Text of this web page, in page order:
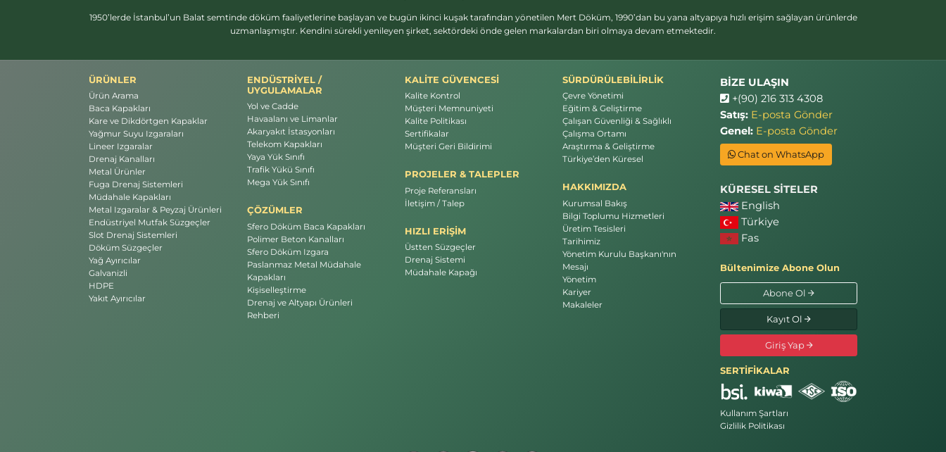
1950’lerde İstanbul’un Balat semtinde döküm faaliyetlerine başlayan ve bugün ikinci kuşak tarafından yönetilen Mert Döküm, 1990’dan bu yana altyapıya hızlı erişim sağlayan ürünlerde
uzmanlaşmıştır. Kendini sürekli yenileyen şirket, sektördeki önde gelen markalardan biri olmaya devam etmektedir.
ÜRÜNLER
Ürün Arama
Baca Kapakları
Kare ve Dikdörtgen Kapaklar
Yağmur Suyu Izgaraları
Lineer Izgaralar
Drenaj Kanalları
Metal Ürünler
Fuga Drenaj Sistemleri
Müdahale Kapakları
Metal Izgaralar & Peyzaj Ürünleri
Endüstriyel Mutfak Süzgeçler
Slot Drenaj Sistemleri
Döküm Süzgeçler
Yağ Ayırıcılar
Galvanizli
HDPE
Yakıt Ayırıcılar
ENDÜSTRİYEL /
UYGULAMALAR
Yol ve Cadde
Havaalanı ve Limanlar
Akaryakıt İstasyonları
Telekom Kapakları
Yaya Yük Sınıfı
Trafik Yükü Sınıfı
Mega Yük Sınıfı
ÇÖZÜMLER
Sfero Döküm Baca Kapakları
Polimer Beton Kanalları
Sfero Döküm Izgara
Paslanmaz Metal Müdahale
Kapakları
Kişiselleştirme
Drenaj ve Altyapı Ürünleri
Rehberi
KALİTE GÜVENCESİ
Kalite Kontrol
Müşteri Memnuniyeti
Kalite Politikası
Sertifikalar
Müşteri Geri Bildirimi
PROJELER & TALEPLER
Proje Referansları
İletişim / Talep
HIZLI ERİŞİM
Üstten Süzgeçler
Drenaj Sistemi
Müdahale Kapağı
SÜRDÜRÜLEBİLİRLİK
Çevre Yönetimi
Eğitim & Geliştirme
Çalışan Güvenliği & Sağlıklı
Çalışma Ortamı
Araştırma & Geliştirme
Türkiye’den Küresel
HAKKIMIZDA
Kurumsal Bakış
Bilgi Toplumu Hizmetleri
Üretim Tesisleri
Tarihimiz
Yönetim Kurulu Başkanı'nın
Mesajı
Yönetim
Kariyer
Makaleler
BİZE ULAŞIN
+(90) 216 313 4308
Satış: E-posta Gönder
Genel: E-posta Gönder
Chat on WhatsApp
KÜRESEL SİTELER
English
Türkiye
Fas
Bültenimize Abone Olun
Abone Ol
Kayıt Ol
Giriş Yap
SERTİFİKALAR
Kullanım Şartları
Gizlilik Politikası